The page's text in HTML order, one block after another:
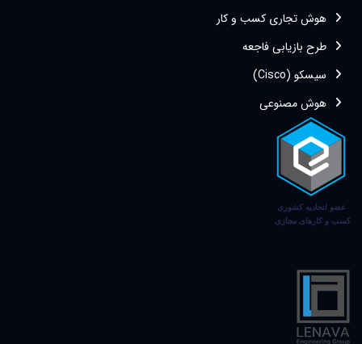
هوش تجاری کسب و کار
طرح بازیابی فاجعه
سیسکو (Cisco)
هوش مصنوعی